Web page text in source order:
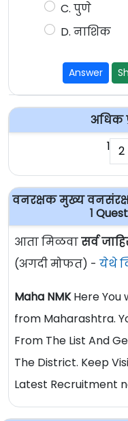
C. पुणे
D. नाशिक
Answer
अधिक
1 2
वनरक्षक मुख्य
१
आता मिळवासर्व
(अगदी मोफत) - येथे
Maha NMKHere You
from Maharashtra.
From The List And
The District. Keep
Latest Recruitment